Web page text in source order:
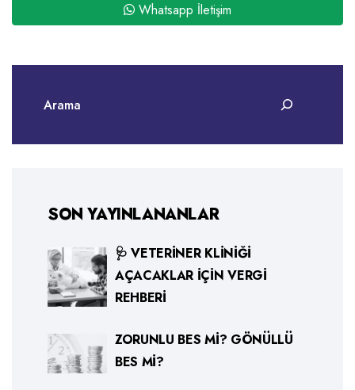
Whatsapp İletişim
SON YAYINLANANLAR
🩺 VETERINER KLINIĞI
AÇACAKLAR İÇIN VERGI
REHBERI
ZORUNLU BES MI? GÖNÜLLÜ
BES MI?